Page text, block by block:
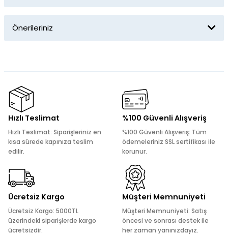
Önerileriniz
kullanarak tarafımıza iletebilirsiniz.
Görüş ve önerileriniz için teşekkür ederiz.
Ürün resmi kalitesiz, bozuk veya görüntülenemiyor.
Ürün bilgilerinde hatalar bulunuyor.
Ürün fiyatı diğer sitelerden daha pahalı.
Bu ürüne benzer farklı alternatifler olmalı.
Hızlı Teslimat
Hızlı Teslimat: Siparişleriniz en
kısa sürede kapınıza teslim
edilir.
%100 Güvenli Alışveriş
%100 Güvenli Alışveriş: Tüm
ödemeleriniz SSL sertifikası ile
korunur.
Ücretsiz Kargo
Ücretsiz Kargo: 5000TL
üzerindeki siparişlerde kargo
ücretsizdir.
Müşteri Memnuniyeti
Müşteri Memnuniyeti: Satış
öncesi ve sonrası destek ile
her zaman yanınızdayız.